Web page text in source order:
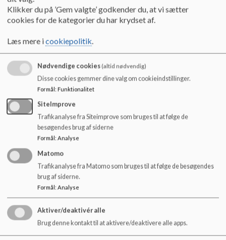
Baggrund og mål for Erasmus-arbejdet
Erasmus – mål
Formålet med Erasmus-samarbejdet er at styrke inklusion
og social integration på skolen.
På baggrund af elevernes forskellighed og den stigende
inklusion arbejder vi målrettet med at udvikle
læringsmiljøer, der tilgodeser alle elever. Dette kræver
løbende pædagogisk udvikling og nytænkning hos lærere
og øvrigt pædagogisk personale.
Gennem Erasmus+ støttes lærere og pædagoger i at:
inddrage og motivere alle elever
skabe deltagelsesmuligheder for alle
styrke fællesskab og identitetsfølelse på tværs af skolen
Der arbejdes samtidig med internationalt samarbejde
mellem lærere, hvor erfaringer udveksles med
partnerskoler i Europa. Dette bidrager til udvikling af
Klikker du på ’Gem valgte’ godkender du, at vi sætter
cookies for de kategorier du har krydset af.
Læs mere icookiepolitik.
Nødvendige cookies(altid nødvendig)
Disse cookies gemmer dine valg om cookieindstillinger.
Formål: Funktionalitet
SiteImprove
Trafikanalyse fra Siteimprove som bruges til at følge de
besøgendes brug af siderne
Formål : Analyse
Matomo
Trafikanalyse fra Matomo som bruges til at følge de besøgendes
brug af siderne.
Formål: Analyse
Aktiver/deaktivér alle
Brug denne kontakt til at aktivere/deaktivere alle apps.